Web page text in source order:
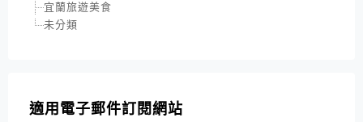
宜蘭旅遊美食
未分類
適用電子郵件訂閱網站